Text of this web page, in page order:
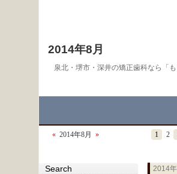
2014年8月
泉北・堺市・深井の矯正歯科なら「
« 2014年8月 » 1 2
2014
Search